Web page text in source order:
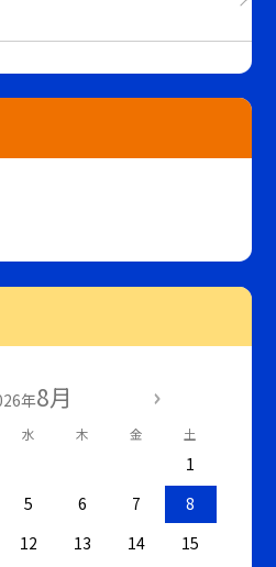
年8月
水 木 金 土
1
5 6 7
8
12 13 14
15